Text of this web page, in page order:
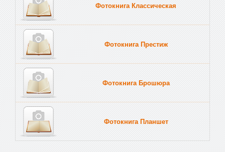
Фотокнига Классическая
Фотокнига Престиж
Фотокнига Брошюра
Фотокнига Планшет